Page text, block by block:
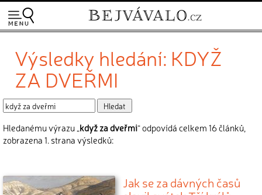
Výsledky hledání: KDYŽ
ZA DVEŘMI
Hledanému výrazu „když za dveřmi“ odpovídá celkem 16 článků,
zobrazena 1. strana výsledků:
Jak se za dávných časů